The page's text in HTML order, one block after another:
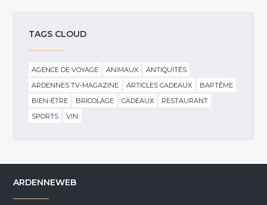
TAGS CLOUD
AGENCE DE VOYAGE ANIMAUX
ANTIQUITÉS
ARDENNES TV-MAGAZINE
ARTICLES CADEAUX
BAPTÊME
BIEN-ÊTRE
BRICOLAGE CADEAUX
RESTAURANT
SPORTS
VIN
ARDENNEWEB